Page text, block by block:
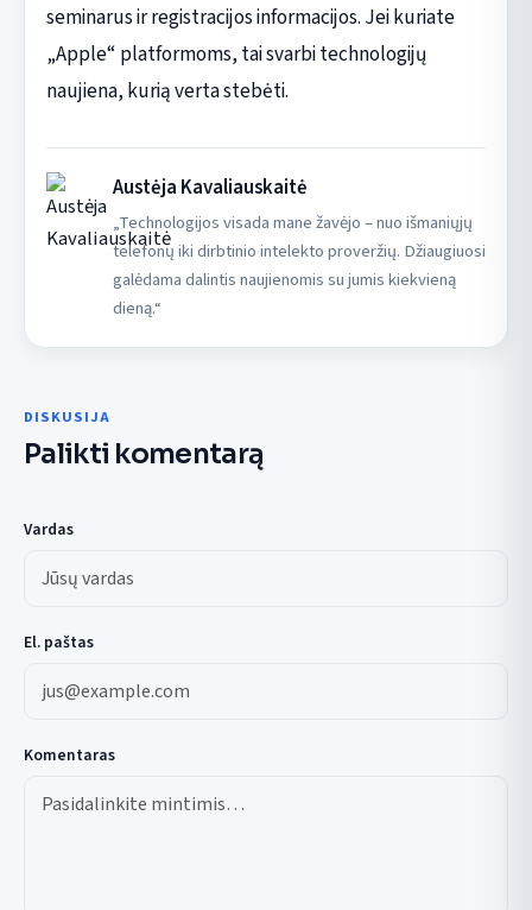
seminarus ir registracijos informacijos. Jei kuriate
„Apple“ platformoms, tai svarbi technologijų
naujiena, kurią verta stebėti.
Austėja Kavaliauskaitė
„Technologijos visada mane žavėjo – nuo išmaniųjų
telefonų iki dirbtinio intelekto proveržių. Džiaugiuosi
galėdama dalintis naujienomis su jumis kiekvieną
dieną.“
DISKUSIJA
Palikti komentarą
Vardas
El. paštas
Komentaras